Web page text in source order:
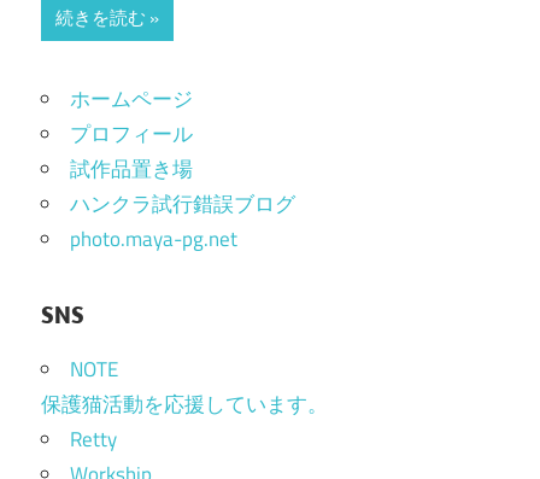
続きを読む
ホームページ
プロフィール
試作品置き場
ハンクラ試行錯誤ブログ
photo.maya-pg.net
SNS
NOTE
保護猫活動を応援しています。
Retty